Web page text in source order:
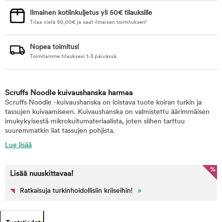
Ilmainen kotiinkuljetus yli 50€ tilauksille
Tilaa vielä 50,00€ ja saat ilmaisen toimituksen!
Nopea toimitus!
Toimitamme tilauksesi 1-3 päivässä.
Scruffs Noodle kuivaushanska harmaa
Scruffs Noodle -kuivaushanska on loistava tuote koiran turkin ja
tassujen kuivaamiseen. Kuivaushanska on valmistettu äärimmäisen
imukykyisestä mikrokuitumateriaalista, joten siihen tarttuu
suuremmatkin liat tassujen pohjista.
Lue lisää
%
Lisää nuuskittavaa!
Ratkaisuja turkinhoidollisiin kriiseihin! »